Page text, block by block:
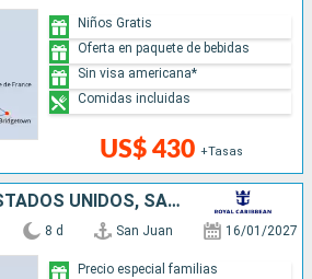
US$ 430 +Tasas
Niños Gratis
Oferta en paquete de bebidas
Sin visa americana*
Comidas incluidas
PUERTO RICO, ESTADOS UNIDOS, SAN MARTÍN, ANTIGUA Y BARBUDA, DOMINICA
8 d San Juan 16/01/2027
Precio especial familias